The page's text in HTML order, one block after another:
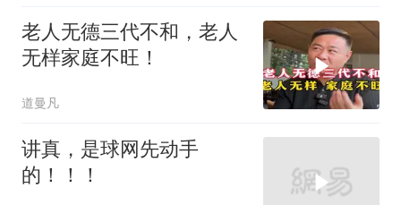
老人无德三代不和，老人
无样家庭不旺！
道曼凡
讲真，是球网先动手
的！！！